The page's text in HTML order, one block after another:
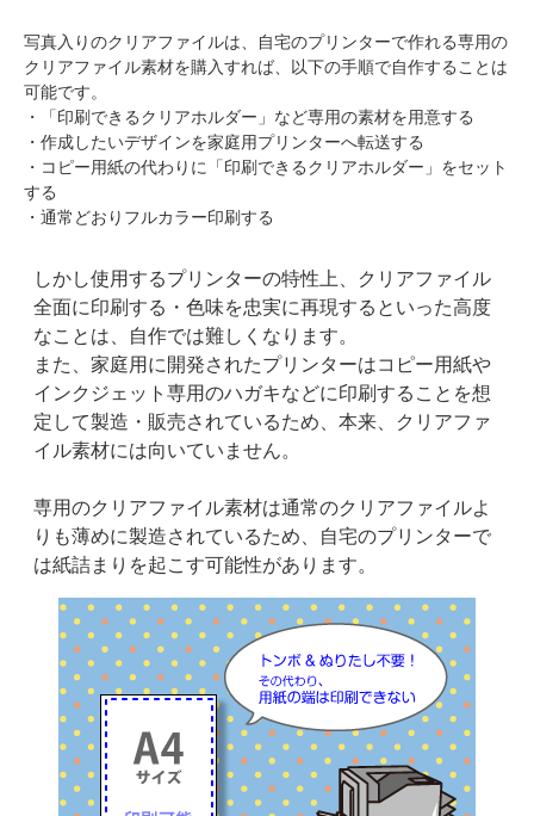
写真入りのクリアファイルは、自宅のプリンターで作れる専用の
クリアファイル素材を購入すれば、以下の手順で自作することは
可能です。
・「印刷できるクリアホルダー」など専用の素材を用意する
・作成したいデザインを家庭用プリンターへ転送する
・コピー用紙の代わりに「印刷できるクリアホルダー」をセット
する
・通常どおりフルカラー印刷する
しかし使用するプリンターの特性上、クリアファイル
全面に印刷する・色味を忠実に再現するといった高度
なことは、自作では難しくなります。
また、家庭用に開発されたプリンターはコピー用紙や
インクジェット専用のハガキなどに印刷することを想
定して製造・販売されているため、本来、クリアファ
イル素材には向いていません。
専用のクリアファイル素材は通常のクリアファイルよ
りも薄めに製造されているため、自宅のプリンターで
は紙詰まりを起こす可能性があります。